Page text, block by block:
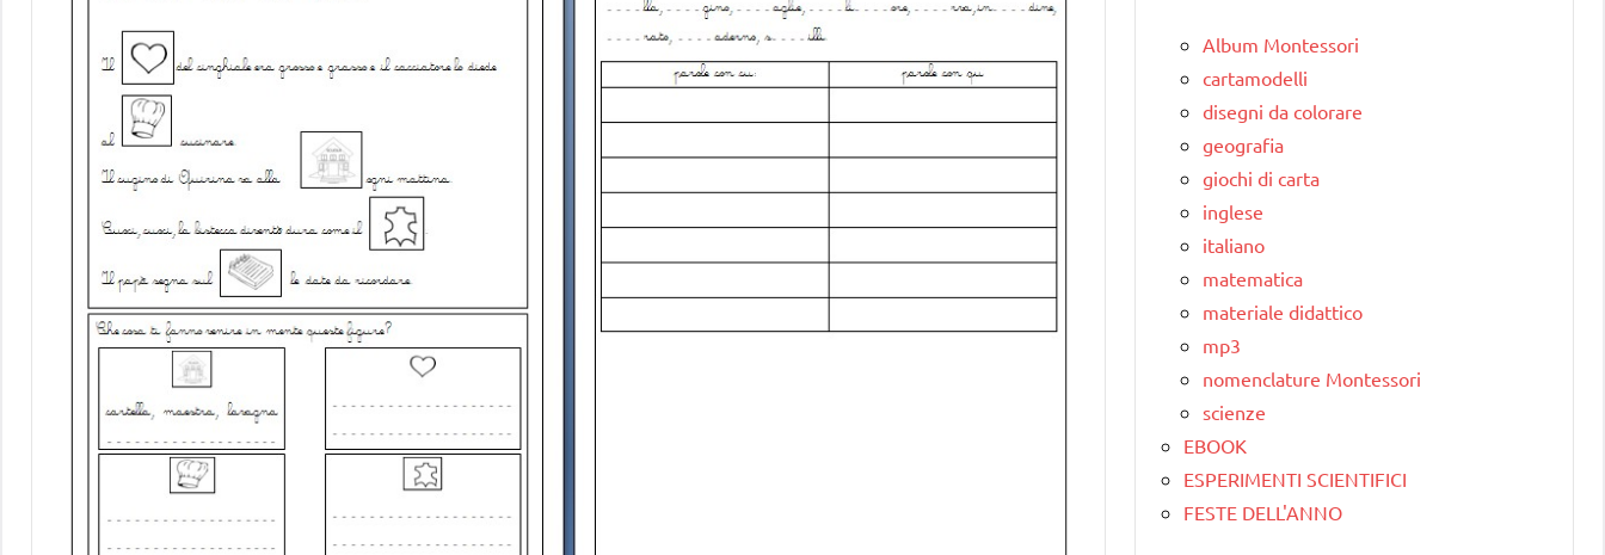
Album Montessori
cartamodelli
disegni da colorare
geografia
giochi di carta
inglese
italiano
matematica
materiale didattico
mp3
nomenclature Montessori
scienze
EBOOK
ESPERIMENTI SCIENTIFICI
FESTE DELL'ANNO